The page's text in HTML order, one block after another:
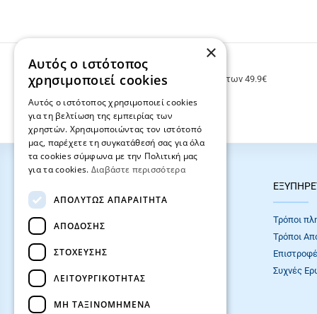
ΔΩΡΕΑΝ ΜΕΤΑΦΟΡΙΚΑ
Δωρεάν μεταφορικά για παραγγελίες άνω των 49.9€
Τρόποι
Τρόποι
Συχνές
×
Αυτός ο ιστότοπος
χρησιμοποιεί cookies
Αυτός ο ιστότοπος χρησιμοποιεί cookies
για τη βελτίωση της εμπειρίας των
χρηστών. Χρησιμοποιώντας τον ιστότοπό
μας, παρέχετε τη συγκατάθεσή σας για όλα
τα cookies σύμφωνα με την Πολιτική μας
για τα cookies. Διαβάστε περισσότερα
ΑΠΟΛΎΤΩΣ ΑΠΑΡΑΊΤΗΤΑ
ΑΠΌΔΟΣΗΣ
ΣΤΌΧΕΥΣΗΣ
ΛΕΙΤΟΥΡΓΙΚΌΤΗΤΑΣ
ΜΗ ΤΑΞΙΝΟΜΗΜΈΝΑ